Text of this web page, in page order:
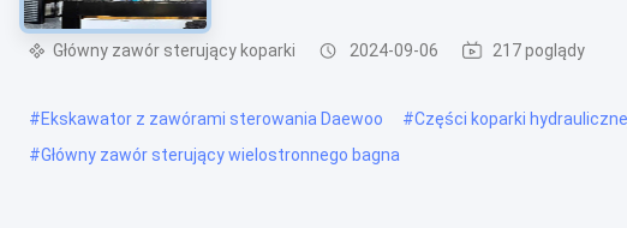
Główny zawór sterujący koparki 2024-09-06 217 poglądy
#Ekskawator z zawórami sterowania Daewoo #Części koparki
#Główny zawór sterujący wielostronnego bagna